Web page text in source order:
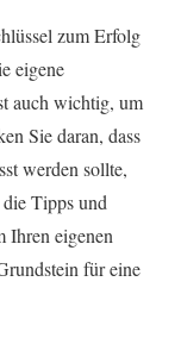
zum Erfolg
eigene
auch wichtig, um
Sie daran, dass
werden sollte,
Tipps und
Ihren eigenen
für eine